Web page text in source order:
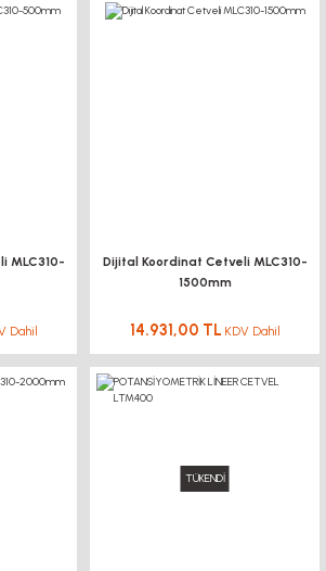
MLC310-
Dahil
Dijital Koordinat Cetveli MLC310-
1500mm
14.931,00 TL KDV Dahil
TÜKENDİ